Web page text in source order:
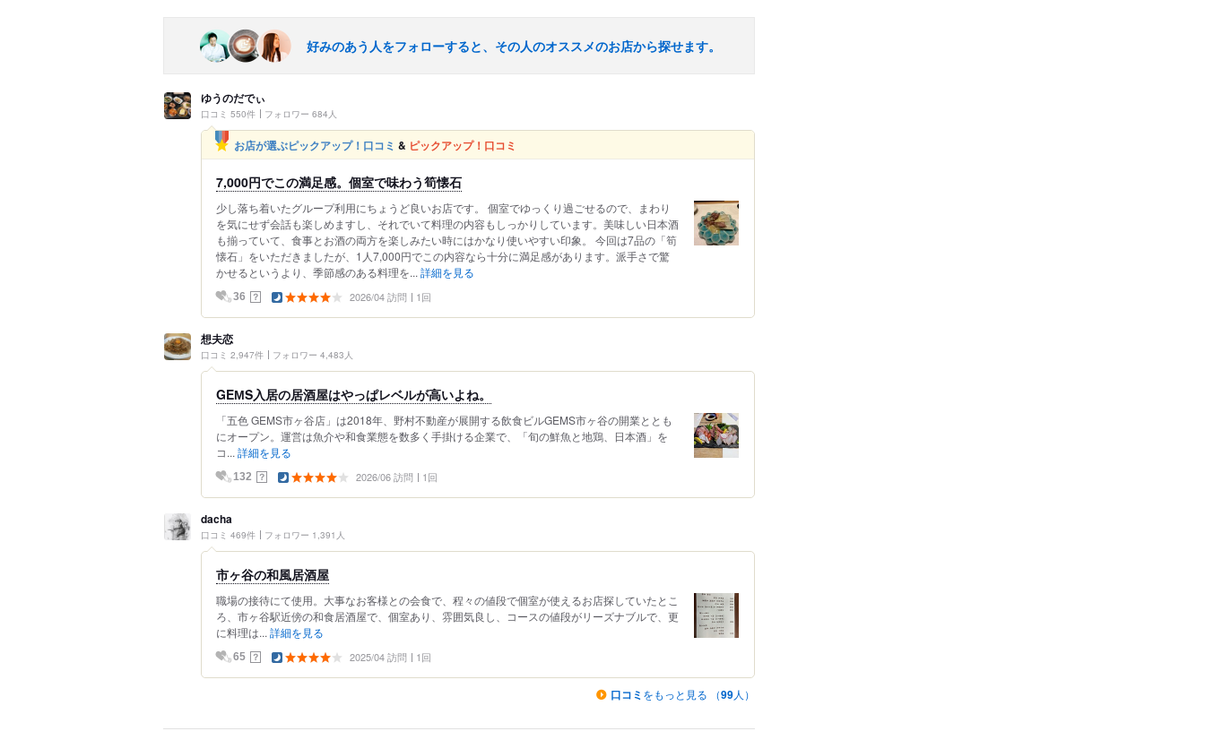
好みのあう人をフォローすると、その人のオススメのお店から探せます。
ゆうのだでぃ
口コミ 550件 フォロワー 684人
お店が選ぶピックアップ！口コミ & ピックアップ！口コミ
7,000円でこの満足感。個室で味わう筍懐石
少し落ち着いたグループ利用にちょうど良いお店です。 個室でゆっくり過ごせるので、まわり
を気にせず会話も楽しめますし、それでいて料理の内容もしっかりしています。美味しい日本酒
も揃っていて、食事とお酒の両方を楽しみたい時にはかなり使いやすい印象。 今回は7品の「筍
懐石」をいただきましたが、1人7,000円でこの内容なら十分に満足感があります。派手さで驚
かせるというより、季節感のある料理を... 詳細を見る
36 ？ 2026/04 訪問 1回
想夫恋
口コミ 2,947件 フォロワー 4,483人
GEМS入居の居酒屋はやっぱレベルが高いよね。
「五色 GEMS市ヶ谷店」は2018年、野村不動産が展開する飲食ビルGEMS市ヶ谷の開業ととも
にオープン。運営は魚介や和食業態を数多く手掛ける企業で、「旬の鮮魚と地鶏、日本酒」を
コ... 詳細を見る
132 ？ 2026/06 訪問 1回
dacha
口コミ 469件 フォロワー 1,391人
市ヶ谷の和風居酒屋
職場の接待にて使用。大事なお客様との会食で、程々の値段で個室が使えるお店探していたとこ
ろ、市ヶ谷駅近傍の和食居酒屋で、個室あり、雰囲気良し、コースの値段がリーズナブルで、更
に料理は... 詳細を見る
65 ？ 2025/04 訪問 1回
口コミ をもっと見る （99人）